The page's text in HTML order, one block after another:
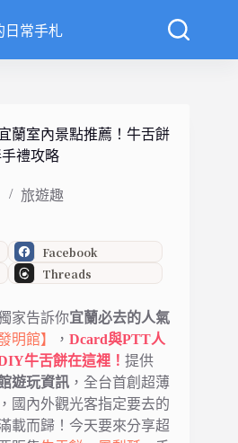
日常手札
蘭室內景點推薦！牛舌餅
禮攻略
旅遊趣
Facebook
Threads
家告訴你宜蘭必去的人氣
明館】 ， Dcard與PTT人
牛舌餅在這裡！ 提供
遊玩資訊 ，全台首創超薄
國內外觀光客指定要去的
載而歸！今天要來分享超